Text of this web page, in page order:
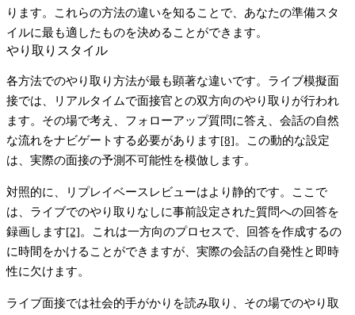
ります。これらの方法の違いを知ることで、あなたの準備スタ
イルに最も適したものを決めることができます。
やり取りスタイル
各方法でのやり取り方法が最も顕著な違いです。 ライブ模擬面
接では、リアルタイムで面接官との双方向のやり取りが行われ
ます。その場で考え、フォローアップ質問に答え、会話の自然
な流れをナビゲートする必要があります[8]。この動的な設定
は、実際の面接の予測不可能性を模倣します。
対照的に、 リプレイベースレビューはより静的です。ここで
は、ライブでのやり取りなしに事前設定された質問への回答を
録画します[2]。これは一方向のプロセスで、回答を作成するの
に時間をかけることができますが、実際の会話の自発性と即時
性に欠けます。
ライブ面接では社会的手がかりを読み取り、その場でのやり取